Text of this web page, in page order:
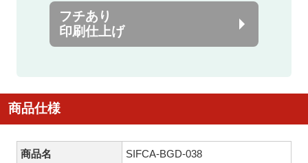
フチあり
印刷仕上げ
商品仕様
商品名 SIFCA-BGD-038